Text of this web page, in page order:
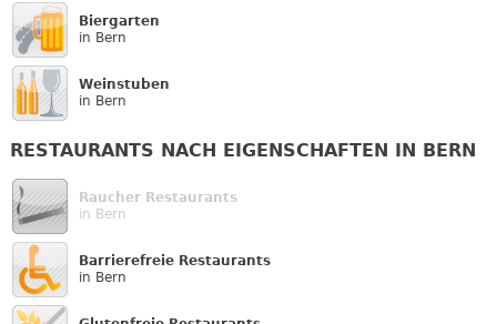
Biergarten
in Bern
Weinstuben
in Bern
RESTAURANTS NACH EIGENSCHAFTEN IN BERN
Raucher Restaurants
in Bern
Barrierefreie Restaurants
in Bern